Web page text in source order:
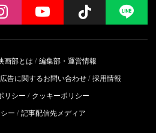
instagramYouTube Follow
画部とは
編集部・運営情報
広告に関するお問い合わせ 採用情報
リシー
クッキーポリシー
ー
記事配信先メディア